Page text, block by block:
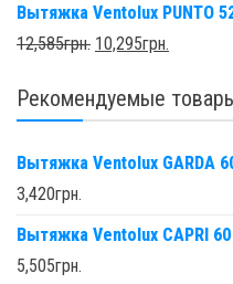
Вытяжка Ventolux PUNTO
12,585грн. 10,295грн.
Рекомендуемые
Вытяжка Ventolux GARDA
3,420грн.
Вытяжка Ventolux CAPRI 60
5,505грн.